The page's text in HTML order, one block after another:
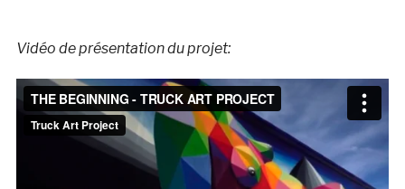
Vidéo de présentation du projet: